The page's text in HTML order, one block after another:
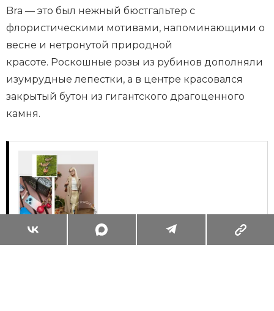
Bra — это был нежный бюстгальтер с
флористическими мотивами, напоминающими о
весне и нетронутой природной
красоте. Роскошные розы из рубинов дополняли
изумрудные лепестки, а в центре красовался
закрытый бутон из гигантского драгоценного
камня.
Суперзум: главные моменты лета в